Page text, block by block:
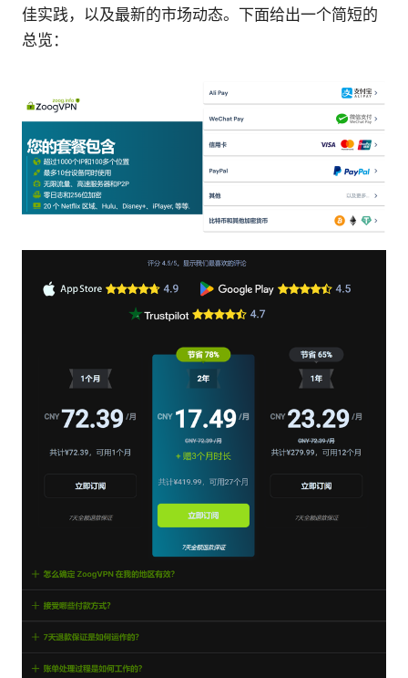
佳实践，以及最新的市场动态。下面给出一个简短的
总览：